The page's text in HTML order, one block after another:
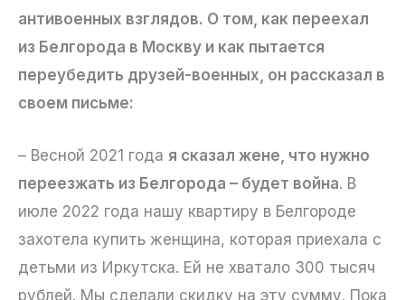
антивоенных взглядов. О том, как переехал
из Белгорода в Москву и как пытается
переубедить друзей-военных, он рассказал в
своем письме:
– Весной 2021 года я сказал жене, что нужно
переезжать из Белгорода – будет война. В
июле 2022 года нашу квартиру в Белгороде
захотела купить женщина, которая приехала с
детьми из Иркутска. Ей не хватало 300 тысяч
рублей. Мы сделали скидку на эту сумму. Пока